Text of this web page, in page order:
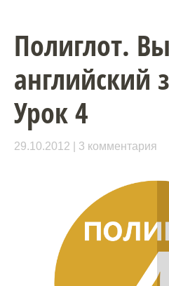
Полиглот.
английский
Урок 4
29.10.2012 3 комментария